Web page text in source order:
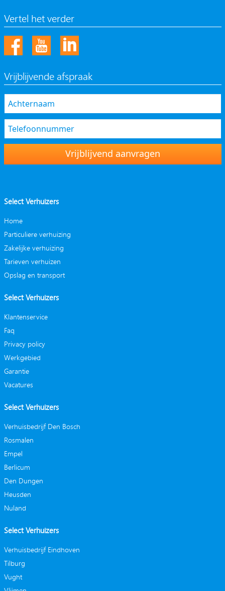
Vertel het verder
Vrijblijvende afspraak
Vrijblijvend aanvragen
Select Verhuizers
Home
Particuliere verhuizing
Zakelijke verhuizing
Tarieven verhuizen
Opslag en transport
Select Verhuizers
Klantenservice
Faq
Privacy policy
Werkgebied
Garantie
Vacatures
Select Verhuizers
Verhuisbedrijf Den Bosch
Rosmalen
Empel
Berlicum
Den Dungen
Heusden
Nuland
Select Verhuizers
Verhuisbedrijf Eindhoven
Tilburg
Vught